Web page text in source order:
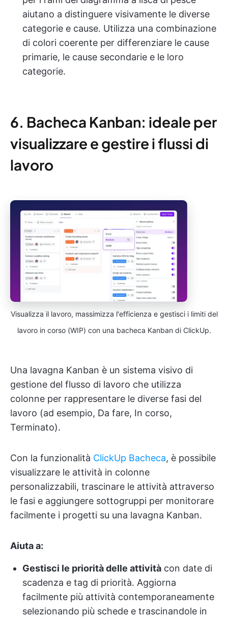
aiutano a distinguere visivamente le diverse
categorie e cause. Utilizza una combinazione
di colori coerente per differenziare le cause
primarie, le cause secondarie e le loro
categorie.
6. Bacheca Kanban: ideale per
visualizzare e gestire i flussi di
lavoro
Visualizza il lavoro, massimizza l'efficienza e gestisci i limiti del
lavoro in corso (WIP) con una bacheca Kanban di ClickUp.
Una lavagna Kanban è un sistema visivo di
gestione del flusso di lavoro che utilizza
colonne per rappresentare le diverse fasi del
lavoro (ad esempio, Da fare, In corso,
Terminato).
Con la funzionalità ClickUp Bacheca, è possibile
visualizzare le attività in colonne
personalizzabili, trascinare le attività attraverso
le fasi e aggiungere sottogruppi per monitorare
facilmente i progetti su una lavagna Kanban.
Aiuta a:
Gestisci le priorità delle attività con date di
scadenza e tag di priorità. Aggiorna
facilmente più attività contemporaneamente
selezionando più schede e trascinandole in